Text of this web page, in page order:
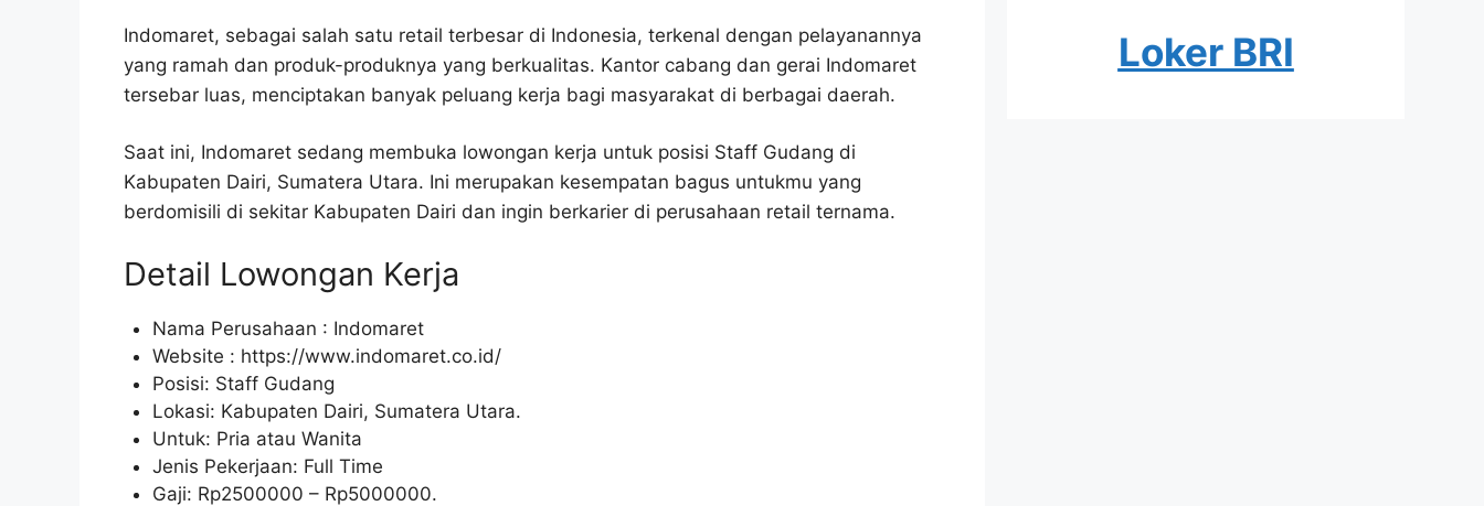
Indomaret, sebagai salah satu retail terbesar di Indonesia, terkenal dengan pelayanannya
yang ramah dan produk-produknya yang berkualitas. Kantor cabang dan gerai Indomaret
tersebar luas, menciptakan banyak peluang kerja bagi masyarakat di berbagai daerah.
Saat ini, Indomaret sedang membuka lowongan kerja untuk posisi Staff Gudang di
Kabupaten Dairi, Sumatera Utara. Ini merupakan kesempatan bagus untukmu yang
berdomisili di sekitar Kabupaten Dairi dan ingin berkarier di perusahaan retail ternama.
Detail Lowongan Kerja
Nama Perusahaan : Indomaret
Website : https://www.indomaret.co.id/
Posisi: Staff Gudang
Lokasi: Kabupaten Dairi, Sumatera Utara.
Untuk: Pria atau Wanita
Jenis Pekerjaan: Full Time
Gaji: Rp2500000 – Rp5000000.
Loker BRI